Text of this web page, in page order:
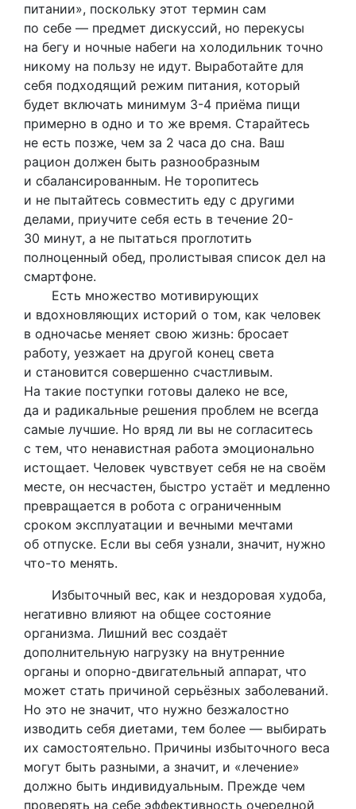
питании», поскольку этот термин сам
по себе — предмет дискуссий, но перекусы
на бегу и ночные набеги на холодильник точно
никому на пользу не идут. Выработайте для
себя подходящий режим питания, который
будет включать минимум 3-4 приёма пищи
примерно в одно и то же время. Старайтесь
не есть позже, чем за 2 часа до сна. Ваш
рацион должен быть разнообразным
и сбалансированным. Не торопитесь
и не пытайтесь совместить еду с другими
делами, приучите себя есть в течение 20-
30 минут, а не пытаться проглотить
полноценный обед, пролистывая список дел на
смартфоне.
Есть множество мотивирующих
и вдохновляющих историй о том, как человек
в одночасье меняет свою жизнь: бросает
работу, уезжает на другой конец света
и становится совершенно счастливым.
На такие поступки готовы далеко не все,
да и радикальные решения проблем не всегда
самые лучшие. Но вряд ли вы не согласитесь
с тем, что ненавистная работа эмоционально
истощает. Человек чувствует себя не на своём
месте, он несчастен, быстро устаёт и медленно
превращается в робота с ограниченным
сроком эксплуатации и вечными мечтами
об отпуске. Если вы себя узнали, значит, нужно
что-то менять.
Избыточный вес, как и нездоровая худоба,
негативно влияют на общее состояние
организма. Лишний вес создаёт
дополнительную нагрузку на внутренние
органы и опорно-двигательный аппарат, что
может стать причиной серьёзных заболеваний.
Но это не значит, что нужно безжалостно
изводить себя диетами, тем более — выбирать
их самостоятельно. Причины избыточного веса
могут быть разными, а значит, и «лечение»
должно быть индивидуальным. Прежде чем
проверять на себе эффективность очередной